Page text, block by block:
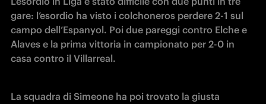
gare: l’esordio ha visto i colchoneros perdere 2-1 sul
campo dell’Espanyol. Poi due pareggi contro Elche e
Alaves e la prima vittoria in campionato per 2-0 in
casa contro il Villarreal.
La squadra di Simeone ha poi trovato la giusta